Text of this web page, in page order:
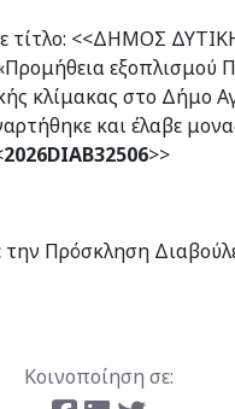
τίτλο: <<ΔΗΜΟΣ
εξοπλισμού
κλίμακας στο Δήμο
και έλαβε
2026DIAB32506>>
την Πρόσκληση
Κοινοποίηση σε: